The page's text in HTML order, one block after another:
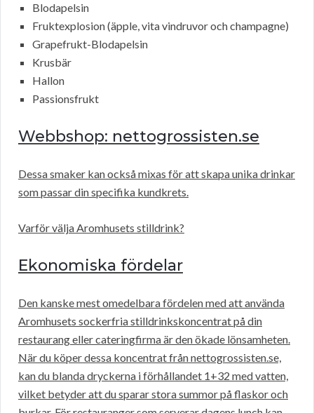
Blodapelsin
Fruktexplosion (äpple, vita vindruvor och champagne)
Grapefrukt-Blodapelsin
Krusbär
Hallon
Passionsfrukt
Webbshop: nettogrossisten.se
Dessa smaker kan också mixas för att skapa unika drinkar
som passar din specifika kundkrets.
Varför välja Aromhusets stilldrink?
Ekonomiska fördelar
Den kanske mest omedelbara fördelen med att använda
Aromhusets sockerfria stilldrinkskoncentrat på din
restaurang eller cateringfirma är den ökade lönsamheten.
När du köper dessa koncentrat från nettogrossisten.se,
kan du blanda dryckerna i förhållandet 1+32 med vatten,
vilket betyder att du sparar stora summor på flaskor och